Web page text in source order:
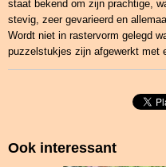
staat bekend om zijn prachtige,
stevig, zeer gevarieerd en
Wordt niet in rastervorm gelegd
puzzelstukjes zijn afgewerkt met
Ook interessant